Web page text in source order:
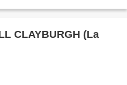
CLAYBURGH (La